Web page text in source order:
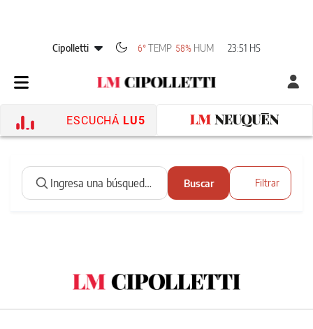
Cipolletti 6° TEMP 58% HUM 23:51 HS
ESCUCHÁ LU5
Buscar Filtrar